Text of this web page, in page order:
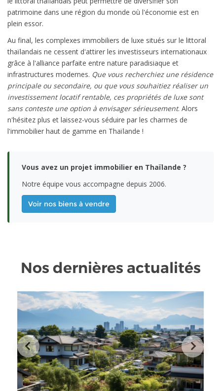
patrimoine dans une région du monde où l'économie est en
plein essor.
Au final, les complexes immobiliers de luxe situés sur le littoral
thaïlandais ne cessent d'attirer les investisseurs internationaux
grâce à l'alliance parfaite entre nature paradisiaque et
infrastructures modernes. Que vous recherchiez une résidence
principale ou secondaire, ou que vous souhaitiez réaliser un
investissement locatif rentable, ces propriétés de luxe sont
sans conteste une option à envisager sérieusement. Alors
n'hésitez plus et laissez-vous séduire par les charmes de
l'immobilier haut de gamme en Thaïlande !
Vous avez un projet immobilier en Thaïlande ?
Notre équipe vous accompagne depuis 2006.
Voir nos biens à vendre
Nos dernières actualités